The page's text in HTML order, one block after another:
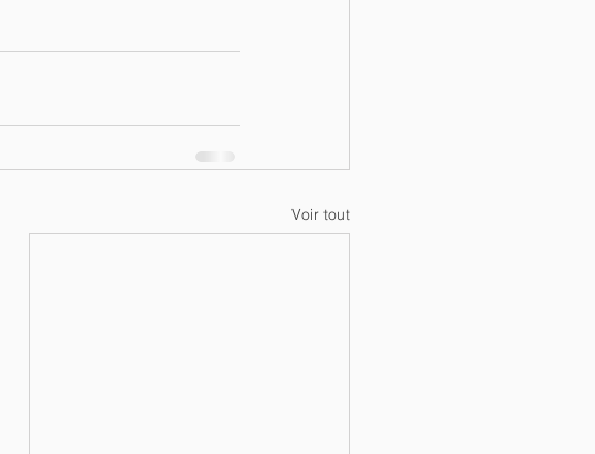
Voir tout